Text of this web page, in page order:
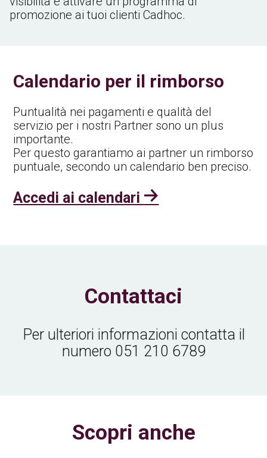
promozione ai tuoi clienti Cadhoc.
Calendario per il rimborso
Puntualità nei pagamenti e qualità del
servizio per i nostri Partner sono un plus
importante.
Per questo garantiamo ai partner un rimborso
puntuale, secondo un calendario ben preciso.
Accedi ai calendari
Contattaci
Per ulteriori informazioni contatta il
numero 051 210 6789
Scopri anche